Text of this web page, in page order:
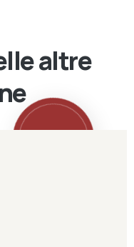
altre